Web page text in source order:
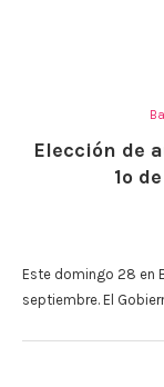
Elección de
1º
Este domingo 28 en
septiembre. El